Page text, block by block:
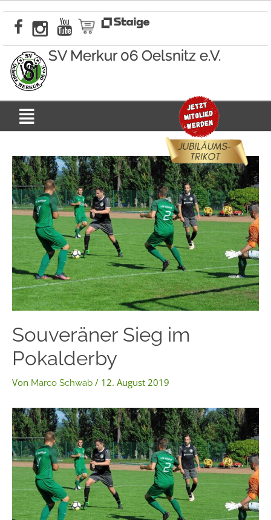
Inhalt
springen
SV Merkur 06 Oelsnitz e.V.
Menü
Souveräner Sieg im
Pokalderby
Von Marco Schwab / 12. August 2019